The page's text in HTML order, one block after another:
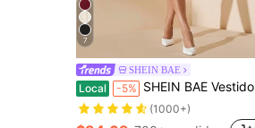
7
SHEIN BAE
Local -5% SHEIN BAE Vestido plisado de manga larga con cuello en V profundo y abotonadura única, elegante para mujer
(1000+)